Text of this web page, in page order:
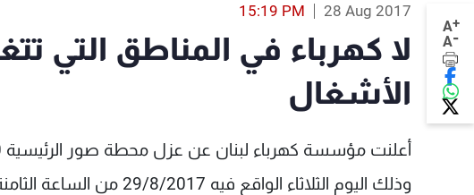
A+
A-
28 Aug 2017
15:19 PM
لا كهرباء في المناطق
الأشغال
وذلك اليوم الثلاثاء الواقع فيه 29/8/2017 من الساعة الثامنة صباحا ولغاية السادسة مساء.